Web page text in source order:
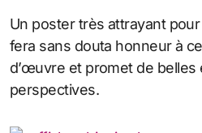
Un poster très attrayant
fera sans douta honneur à
d’œuvre et promet de belles
perspectives.